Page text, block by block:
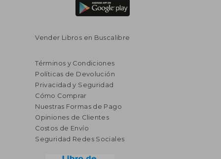
Vender Libros en Buscalibre
Términos y Condiciones
Políticas de Devolución
Privacidad y Seguridad
Cómo Comprar
Nuestras Formas de Pago
Opiniones de Clientes
Costos de Envío
Seguridad Redes Sociales